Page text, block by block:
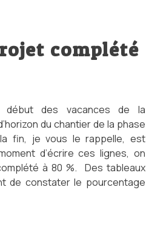
complété
début des vacances de la
du chantier de la phase
la fin, je vous le rappelle, est
d’écrire ces lignes, on
à 80 %. Des tableaux
de constater le pourcentage